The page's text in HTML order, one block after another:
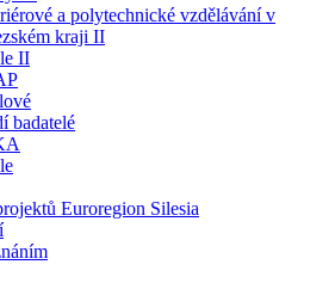
a polytechnické vzdělávání v
kraji II
II
badatelé
Euroregion Silesia